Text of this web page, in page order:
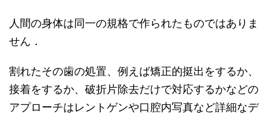
人間の身体は同一の規格で作られたものではありま
せん．
割れたその歯の処置、例えば矯正的挺出をするか、
接着をするか、破折片除去だけで対応するかなどの
アプローチはレントゲンや口腔内写真など詳細なデ